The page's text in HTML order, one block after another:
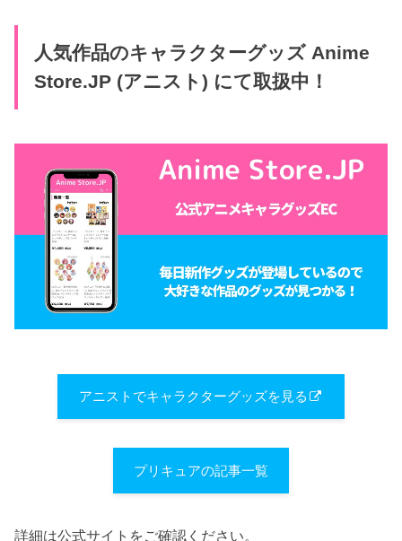
人気作品のキャラクターグッズ Anime
Store.JP (アニスト) にて取扱中！
アニストでキャラクターグッズを見る
プリキュアの記事一覧
詳細は公式サイトをご確認ください。